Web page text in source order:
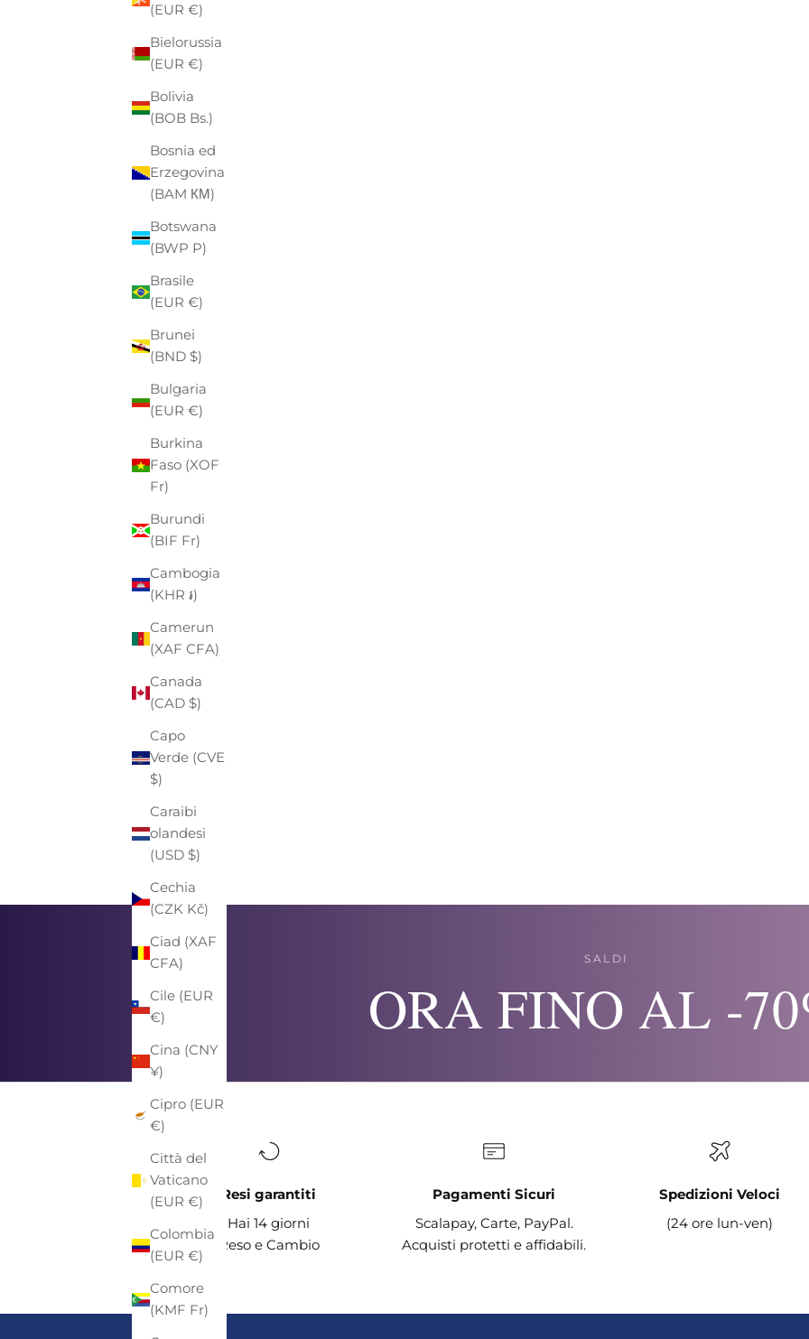
(EUR €)
Bielorussia
(EUR €)
Bolivia
(BOB Bs.)
Bosnia ed
Erzegovina
(BAM КМ)
Botswana
(BWP P)
Brasile
(EUR €)
Brunei
(BND $)
Bulgaria
(EUR €)
Burkina
Faso (XOF
Fr)
Burundi
(BIF Fr)
Cambogia
(KHR ៛)
Camerun
(XAF CFA)
Canada
(CAD $)
Capo
Verde (CVE
$)
Caraibi
olandesi
(USD $)
Cechia
(CZK Kč)
Ciad (XAF
CFA)
Cile (EUR
€)
Cina (CNY
¥)
Cipro (EUR
€)
Città del
Vaticano
(EUR €)
Colombia
(EUR €)
Comore
(KMF Fr)
CAMICIA "ALLEY DOCKS" BIANCA
IN LINO CON COLLO ALLA
FRANCESE
PREZZO-30% PREZZO SCONTATO
€62,00
ALLEY DOCKS
CAMICIA "ALLEY DOCKS" BLU
DENIM IN LINO CON COLLO ALLA
FRANCESE
PREZZO
€89,00-30%PREZZO SCONTATO
€62,00
SALDI
ORA FINO AL -
Resi garantiti
Hai 14 giorni
Reso e Cambio
Pagamenti Sicuri
Scalapay, Carte, PayPal.
Acquisti protetti e affidabili.
Spedizioni Veloci
(24 ore lun-ven)